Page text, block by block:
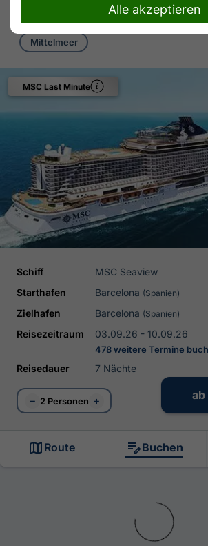
7 Nächte von/bis Barcelona
Mittelmeer
MSC Last Minute
Schiff
MSC Seaview
Starthafen
Barcelona (Spanien)
Zielhafen Barcelona (Spanien)
Reisezeitraum 03.09.26 - 10.09.26
478 weitere Termine
Reisedauer 7 Nächte
− 2 Personen + ab
Route Buchen
Alle akzeptieren